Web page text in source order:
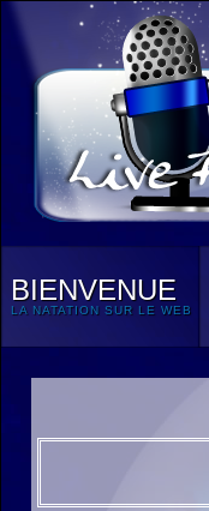
BIENVENUE
LA NATATION SUR LE WEB